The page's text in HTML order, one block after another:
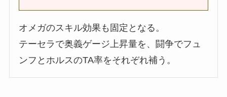
オメガのスキル効果も固定となる。
テーセラで奥義ゲージ上昇量を、闘争でフュ
ンフとホルスのTA率をそれぞれ補う。